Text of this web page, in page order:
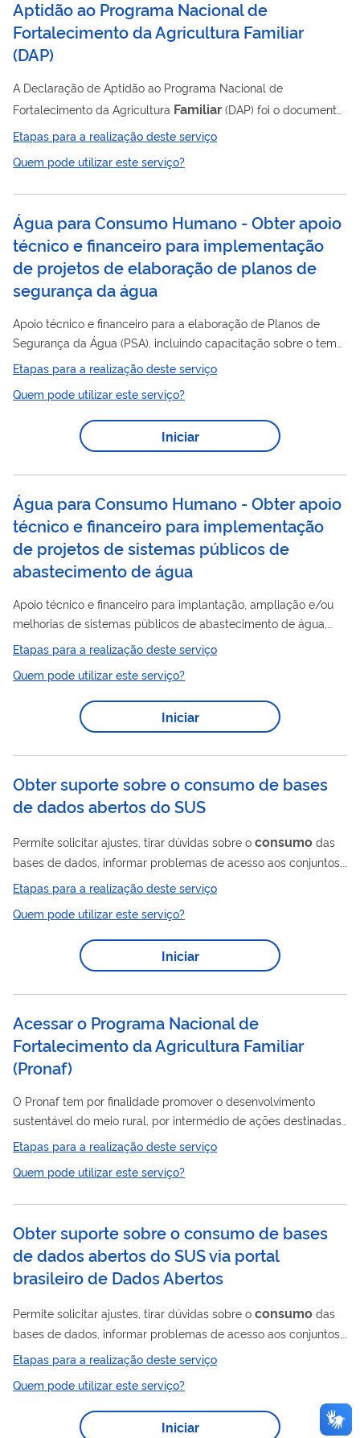
Aptidão ao Programa Nacional de
Fortalecimento da Agricultura Familiar
(DAP)
A Declaração de Aptidão ao Programa Nacional de
Fortalecimento da Agricultura Familiar (DAP) foi o documento
que identificou e qualificou as Unidades Familiares de
Produção Agrária (UFPA) e suas formas associativas
organizadas em pessoas jurídicas.
Etapas para a realização deste serviço
Quem pode utilizar este serviço?
Água para Consumo Humano - Obter apoio
técnico e financeiro para implementação
de projetos de elaboração de planos de
segurança da água
Apoio técnico e financeiro para a elaboração de Planos de
Segurança da Água (PSA), incluindo capacitação sobre o tema.
O PSA é um instrumento de avaliação de risco de toda a
cadeia de abastecimento de água, com abordagem
preventiva, visando garantir a segurança da água para
humano. O plano abrange a minimização da
contaminação no manancial, a eliminação ou remoção de
da contaminação ou recontaminação no sistema de
distribuição....
Etapas para a realização deste serviço
Quem pode utilizar este serviço?
Iniciar
Água para Consumo Humano - Obter apoio
técnico e financeiro para implementação
de projetos de sistemas públicos de
abastecimento de água
Apoio técnico e financeiro para implantação, ampliação e/ou
melhorias de sistemas públicos de abastecimento de água,
proporcionando soluções adequadas de abastecimento de
para alcançar a universalização de acesso aos serviços,
visando à e assegurar para a prevenção e o controle de
doenças e outros agravos de veiculação hídrica. As unidades
receber apoio financeiro para a execução de...
Etapas para a realização deste serviço
Quem pode utilizar este serviço?
Iniciar
Obter suporte sobre o consumo de bases
de dados abertos do SUS
Permite solicitar ajustes, tirar dúvidas sobre o consumo das
bases de dados, informar problemas de acesso aos conjuntos,
divulgar o reuso das bases de dados, solicitar inclusão de
novos conjuntos de dados da saúde, entre outros aspectos
sobre o uso das bases de dados do SUS em formato aberto
diretamente com o Ministério da Saúde.
Etapas para a realização deste serviço
Quem pode utilizar este serviço?
Iniciar
Acessar o Programa Nacional de
Fortalecimento da Agricultura Familiar
(Pronaf)
O Pronaf tem por finalidade promover o desenvolvimento
sustentável do meio rural, por intermédio de ações destinadas
a implementar o aumento da capacidade produtiva, a geração
de empregos e a elevação da renda, visando a melhoria da
qualidade de vida e o exercício da cidadania dos agricultores
estabelecimento ou aglomerado rural urbano próximo e
disponibiliza linhas de crédito...
Etapas para a realização deste serviço
Quem pode utilizar este serviço?
Obter suporte sobre o consumo de bases
de dados abertos do SUS via portal
brasileiro de Dados Abertos
Permite solicitar ajustes, tirar dúvidas sobre o consumo das
bases de dados, informar problemas de acesso aos conjuntos,
divulgar o reuso das bases de dados, solicitar inclusão de
novos conjuntos de dados da saúde, entre outros aspectos
sobre o uso das bases de dados do SUS em formato aberto,
por meio do Portal Brasileiro de Dados Abertos (CGU).
Etapas para a realização deste serviço
Quem pode utilizar este serviço?
Iniciar